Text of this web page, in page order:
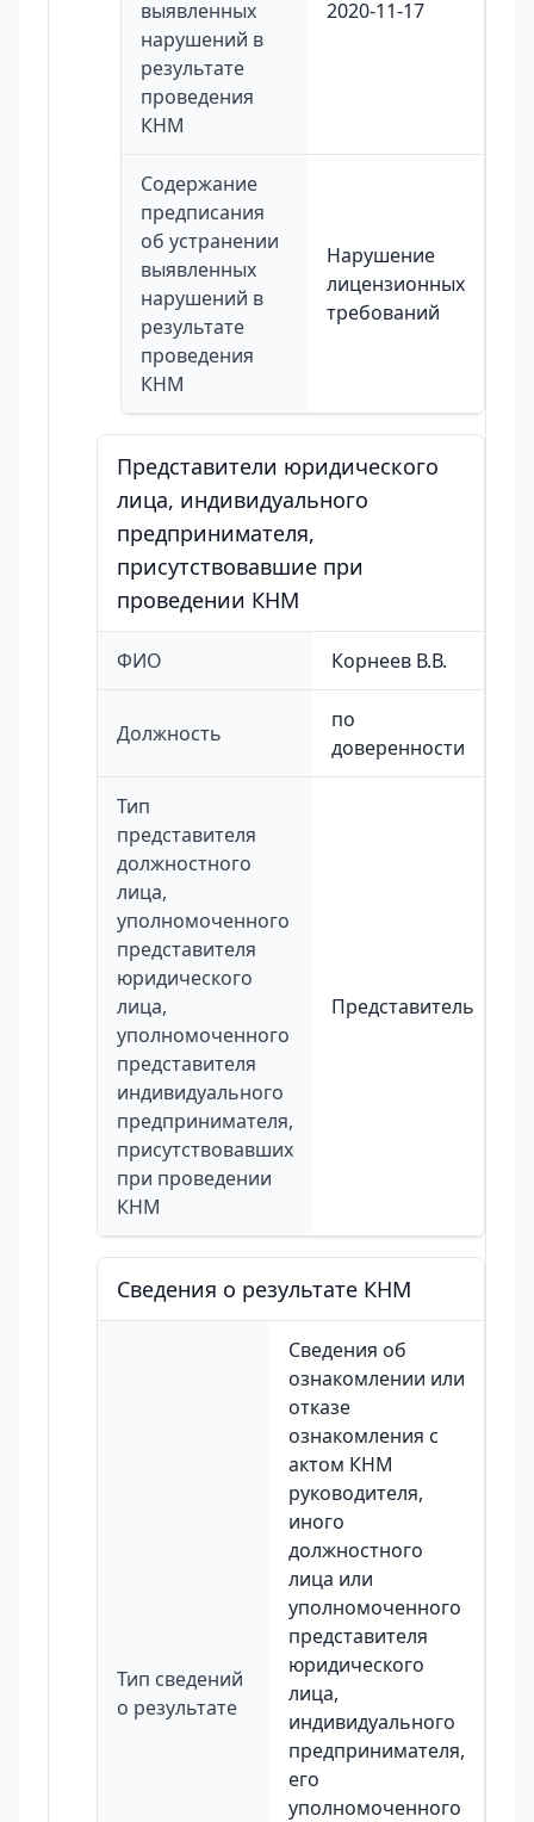
выявленных
нарушений в
результате
проведения
КНМ
2020-11-17
Содержание
предписания
об устранении
выявленных
нарушений в
результате
проведения
КНМ
Нарушение
лицензионных
требований
Представители юридического
лица, индивидуального
предпринимателя,
присутствовавшие при
проведении КНМ
ФИО Корнеев В.В.
Должность
по
доверенности
Тип
представителя
должностного
лица,
уполномоченного
представителя
юридического
лица,
уполномоченного
представителя
индивидуального
предпринимателя,
присутствовавших
при проведении
КНМ
Представитель
Сведения о результате КНМ
Тип сведений
о результате
Сведения об
ознакомлении или
отказе
ознакомления с
актом КНМ
руководителя,
иного
должностного
лица или
уполномоченного
представителя
юридического
лица,
индивидуального
предпринимателя,
его
уполномоченного